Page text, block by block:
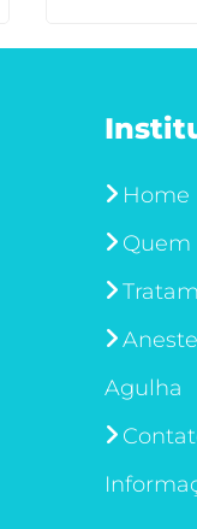
Home
Quem
Agulha